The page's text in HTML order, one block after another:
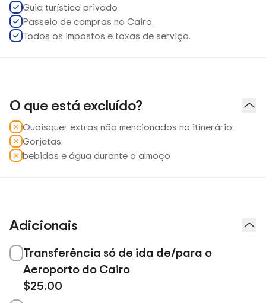
Guia turístico privado
Passeio de compras no Cairo.
Todos os impostos e taxas de serviço.
O que está excluído?
Quaisquer extras não mencionados no itinerário.
Gorjetas.
bebidas e água durante o almoço
Adicionais
Transferência só de ida de/para o
Aeroporto do Cairo
$25.00